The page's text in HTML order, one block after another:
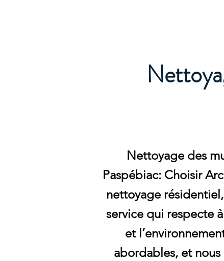
Nettoyage des
Paspébiac: Choisir
nettoyage
service qui respecte
et
abordables, et